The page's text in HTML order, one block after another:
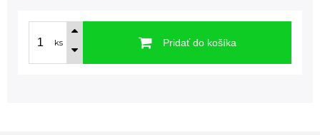
ks Pridať do košíka